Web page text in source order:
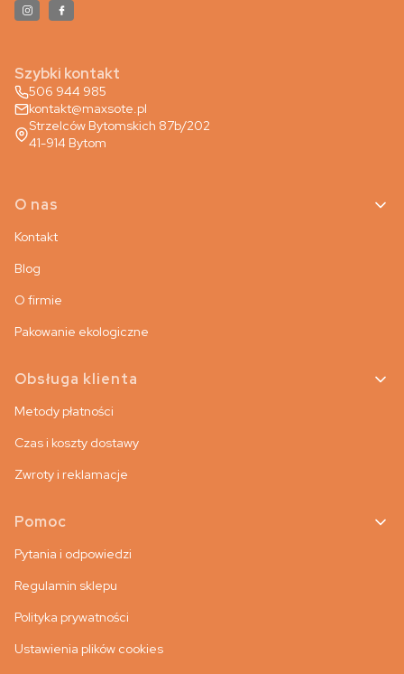
Szybki kontakt
506 944 985
kontakt@maxsote.pl
Strzelców Bytomskich 87b/202
41-914 Bytom
Linki w stopce
O nas
Kontakt
Blog
O firmie
Pakowanie ekologiczne
Obsługa klienta
Metody płatności
Czas i koszty dostawy
Zwroty i reklamacje
Pomoc
Pytania i odpowiedzi
Regulamin sklepu
Polityka prywatności
Ustawienia plików cookies